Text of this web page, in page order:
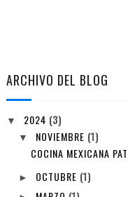
ARCHIVO DEL BLOG
▼ 2024 (3)
▼ NOVIEMBRE (1)
COCINA MEXICANA
► OCTUBRE (1)